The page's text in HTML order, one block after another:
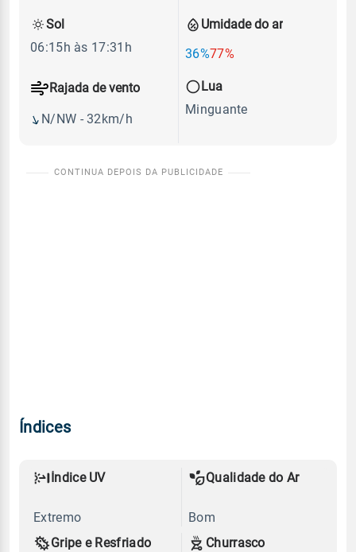
Umidade do ar
36%77%
Rajada de vento
N/NW - 32km/h
Sol
06:15h às 17:31h
Lua
Minguante
Índices
Índice UV
Extremo
Qualidade do Ar
Bom
Gripe e Resfriado
Churrasco